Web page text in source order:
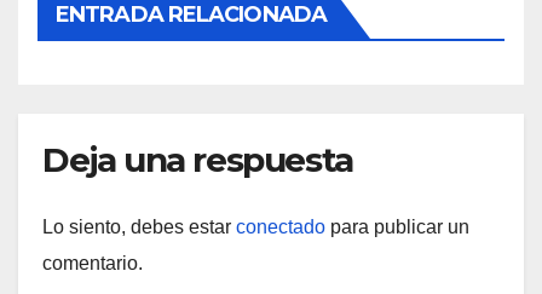
ENTRADA RELACIONADA
Deja una respuesta
Lo siento, debes estar conectado para publicar un
comentario.